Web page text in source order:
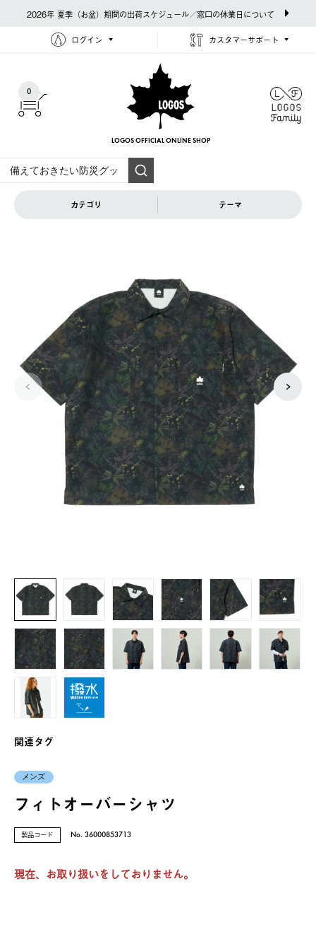
2026年 夏季（お盆）期間の出荷スケジュール／窓口の休業日について
ログイン カスタマーサポート
0
LOGOS OFFICIAL ONLINE SHOP
カテゴリ テーマ
関連タグ
メンズ
フィトオーバーシャツ
製品コード No. 36000853713
現在、お取り扱いをしておりません。